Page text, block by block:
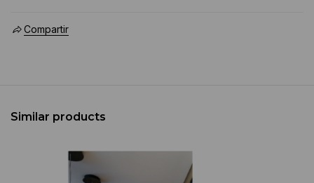
Compartir
Similar products